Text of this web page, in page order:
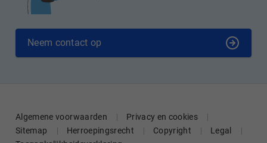
Neem contact op
Algemene voorwaarden
Privacy en cookies
Sitemap
Herroepingsrecht Copyright
Legal